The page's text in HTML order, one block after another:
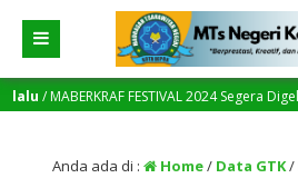
/ MABERKRAF FESTIVAL 2024 Segera
Yang Lebih Tinggi
Anda ada di : Home/ Data GTK/